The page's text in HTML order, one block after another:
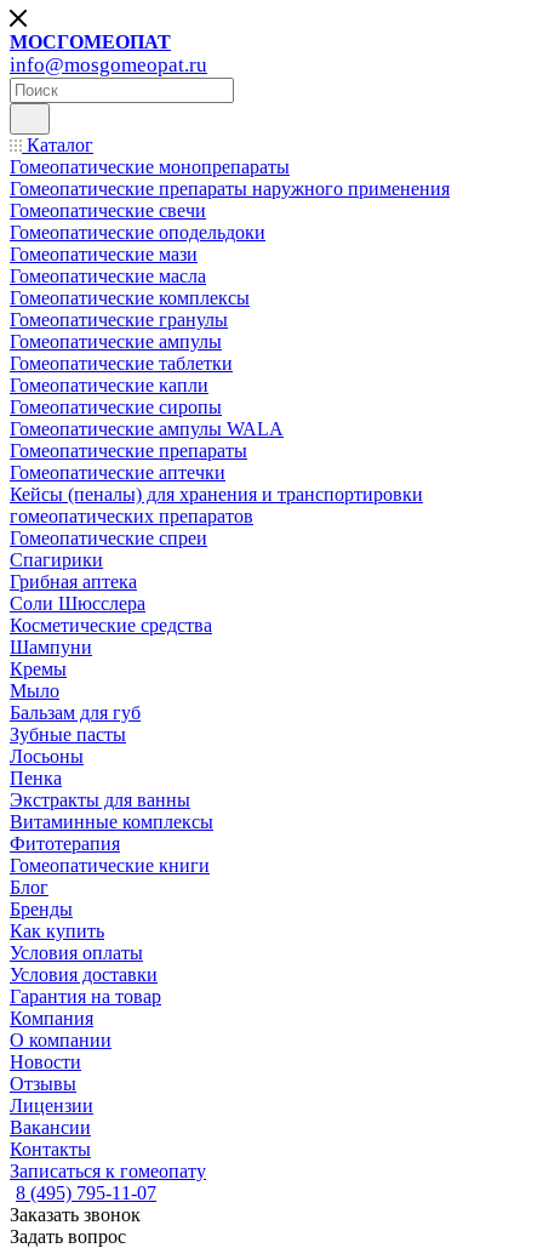
МОСГОМЕОПАТ
info@mosgomeopat.ru
Каталог
Гомеопатические монопрепараты
Гомеопатические препараты наружного применения
Гомеопатические свечи
Гомеопатические оподельдоки
Гомеопатические мази
Гомеопатические масла
Гомеопатические комплексы
Гомеопатические гранулы
Гомеопатические ампулы
Гомеопатические таблетки
Гомеопатические капли
Гомеопатические сиропы
Гомеопатические ампулы WALA
Гомеопатические препараты
Гомеопатические аптечки
Кейсы (пеналы) для хранения и транспортировки
гомеопатических препаратов
Гомеопатические спреи
Спагирики
Грибная аптека
Соли Шюсслера
Косметические средства
Шампуни
Кремы
Мыло
Бальзам для губ
Зубные пасты
Лосьоны
Пенка
Экстракты для ванны
Витаминные комплексы
Фитотерапия
Гомеопатические книги
Блог
Бренды
Как купить
Условия оплаты
Условия доставки
Гарантия на товар
Компания
О компании
Новости
Отзывы
Лицензии
Вакансии
Контакты
Записаться к гомеопату
8 (495) 795-11-07
Заказать звонок
Задать вопрос